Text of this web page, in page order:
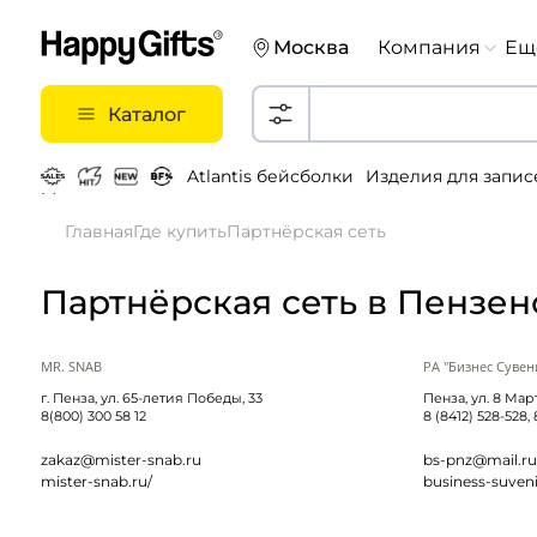
Москва Компания
Каталог
Atlantis бейсболки
Изделия для
Металлические ручки
ГлавнаяГде купитьПартнёрская сеть
Партнёрская сеть в
MR. SNAB
г. Пенза, ул. 65-летия Победы, 33
8(800) 300 58 12
zakaz@mister-snab.ru
mister-snab.ru/
РА "Бизнес
Пенза, ул. 8
8 (8412) 528-528,
bs-pnz@mail.ru
business-